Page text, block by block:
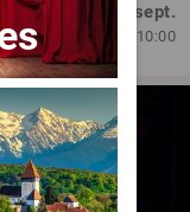
Dum, 13 sept.
10:00